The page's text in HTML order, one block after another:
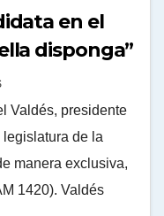
en el
disponga”
Valdés, presidente
de la
manera exclusiva,
1420). Valdés